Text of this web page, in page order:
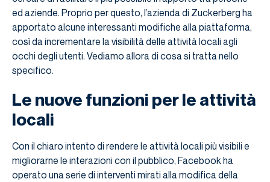
ed aziende. Proprio per questo, l’azienda di Zuckerberg ha
apportato alcune interessanti modifiche alla piattaforma,
così da incrementare la visibilità delle attività locali agli
occhi degli utenti. Vediamo allora di cosa si tratta nello
specifico.
Le nuove funzioni per le attività
locali
Con il chiaro intento di rendere le attività locali più visibili e
migliorarne le interazioni con il pubblico, Facebook ha
operato una serie di interventi mirati alla modifica della